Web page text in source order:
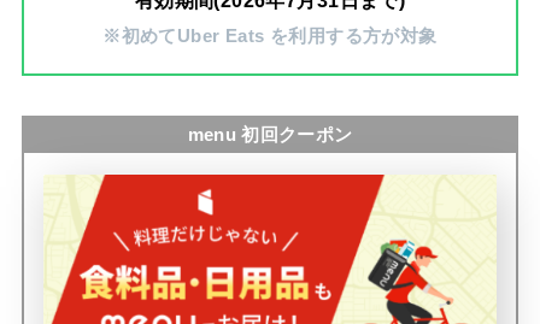
※初めてUber Eats を利用する方が対象
menu 初回クーポン